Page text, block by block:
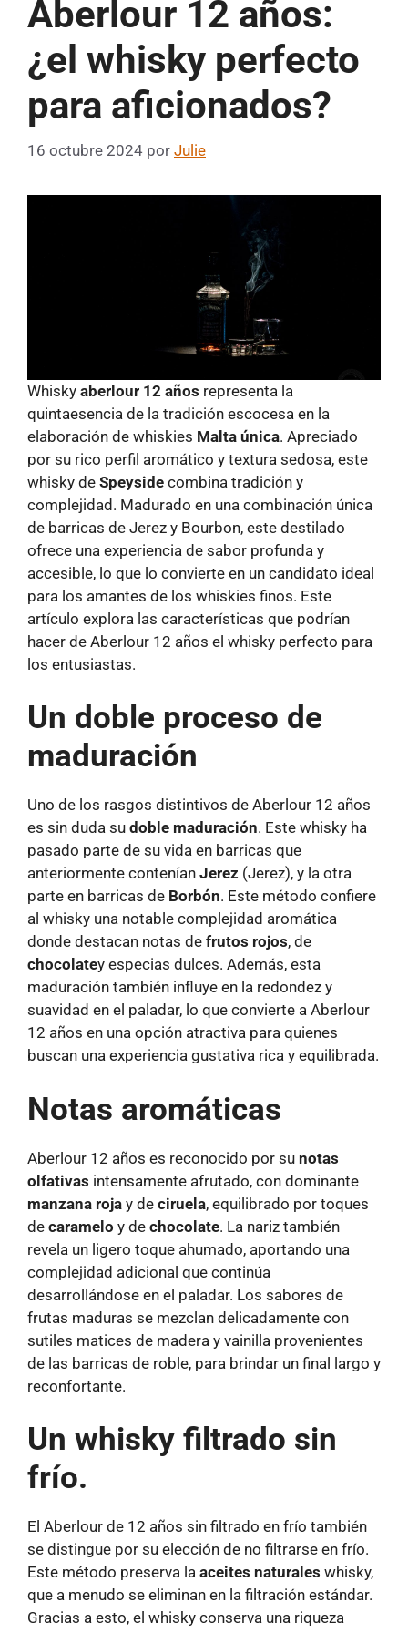
Aberlour 12 años:
¿el whisky perfecto
para aficionados?
16 octubre 2024 por Julie
Whisky aberlour 12 años representa la
quintaesencia de la tradición escocesa en la
elaboración de whiskies Malta única. Apreciado
por su rico perfil aromático y textura sedosa, este
whisky de Speyside combina tradición y
complejidad. Madurado en una combinación única
de barricas de Jerez y Bourbon, este destilado
ofrece una experiencia de sabor profunda y
accesible, lo que lo convierte en un candidato ideal
para los amantes de los whiskies finos. Este
artículo explora las características que podrían
hacer de Aberlour 12 años el whisky perfecto para
los entusiastas.
Un doble proceso de
maduración
Uno de los rasgos distintivos de Aberlour 12 años
es sin duda su doble maduración. Este whisky ha
pasado parte de su vida en barricas que
anteriormente contenían Jerez (Jerez), y la otra
parte en barricas de Borbón. Este método confiere
al whisky una notable complejidad aromática
donde destacan notas de frutos rojos, de
chocolatey especias dulces. Además, esta
maduración también influye en la redondez y
suavidad en el paladar, lo que convierte a Aberlour
12 años en una opción atractiva para quienes
buscan una experiencia gustativa rica y equilibrada.
Notas aromáticas
Aberlour 12 años es reconocido por su notas
olfativas intensamente afrutado, con dominante
manzana roja y de ciruela, equilibrado por toques
de caramelo y de chocolate. La nariz también
revela un ligero toque ahumado, aportando una
complejidad adicional que continúa
desarrollándose en el paladar. Los sabores de
frutas maduras se mezclan delicadamente con
sutiles matices de madera y vainilla provenientes
de las barricas de roble, para brindar un final largo y
reconfortante.
Un whisky filtrado sin
frío.
El Aberlour de 12 años sin filtrado en frío también
se distingue por su elección de no filtrarse en frío.
Este método preserva la aceites naturales whisky,
que a menudo se eliminan en la filtración estándar.
Gracias a esto, el whisky conserva una riqueza